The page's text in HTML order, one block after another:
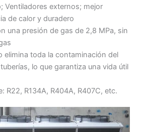
Ventiladores externos; mejor
de calor y duradero
una presión de gas de 2,8 MPa, sin
elimina toda la contaminación del
lo que garantiza una vida útil
R22, R134A, R404A, R407C, etc.